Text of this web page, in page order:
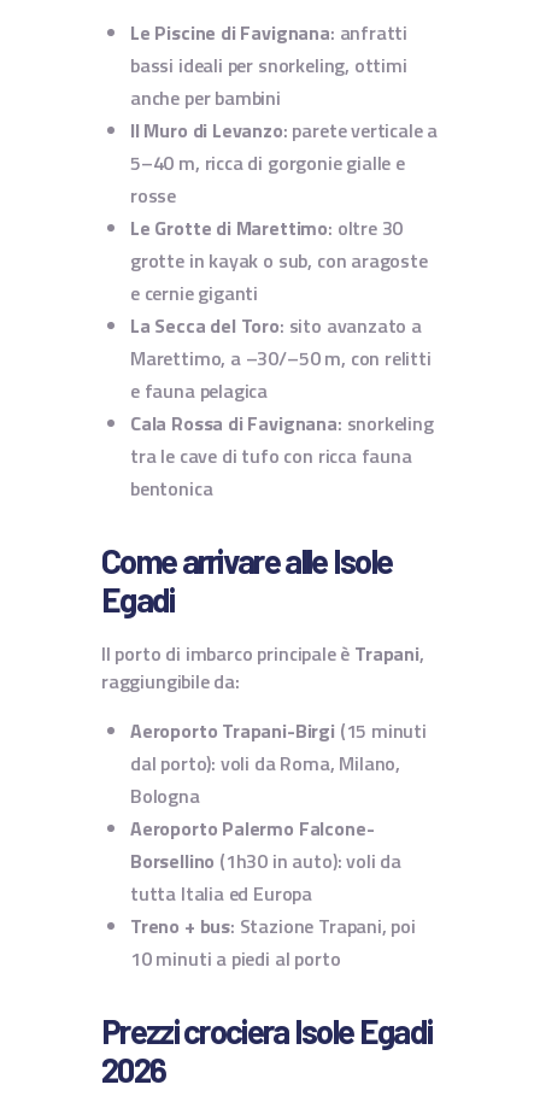
Le Piscine di Favignana: anfratti
bassi ideali per snorkeling, ottimi
anche per bambini
Il Muro di Levanzo: parete verticale a
5–40 m, ricca di gorgonie gialle e
rosse
Le Grotte di Marettimo: oltre 30
grotte in kayak o sub, con aragoste
e cernie giganti
La Secca del Toro: sito avanzato a
Marettimo, a –30/–50 m, con relitti
e fauna pelagica
Cala Rossa di Favignana: snorkeling
tra le cave di tufo con ricca fauna
bentonica
Come arrivare alle Isole
Egadi
Il porto di imbarco principale è Trapani,
raggiungibile da:
Aeroporto Trapani-Birgi (15 minuti
dal porto): voli da Roma, Milano,
Bologna
Aeroporto Palermo Falcone-
Borsellino (1h30 in auto): voli da
tutta Italia ed Europa
Treno + bus: Stazione Trapani, poi
10 minuti a piedi al porto
Prezzi crociera Isole Egadi
2026